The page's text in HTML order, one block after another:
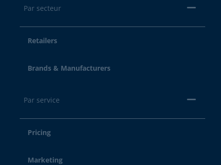
Par secteur
Retailers
Brands & Manufacturers
Par service
Pricing
Marketing